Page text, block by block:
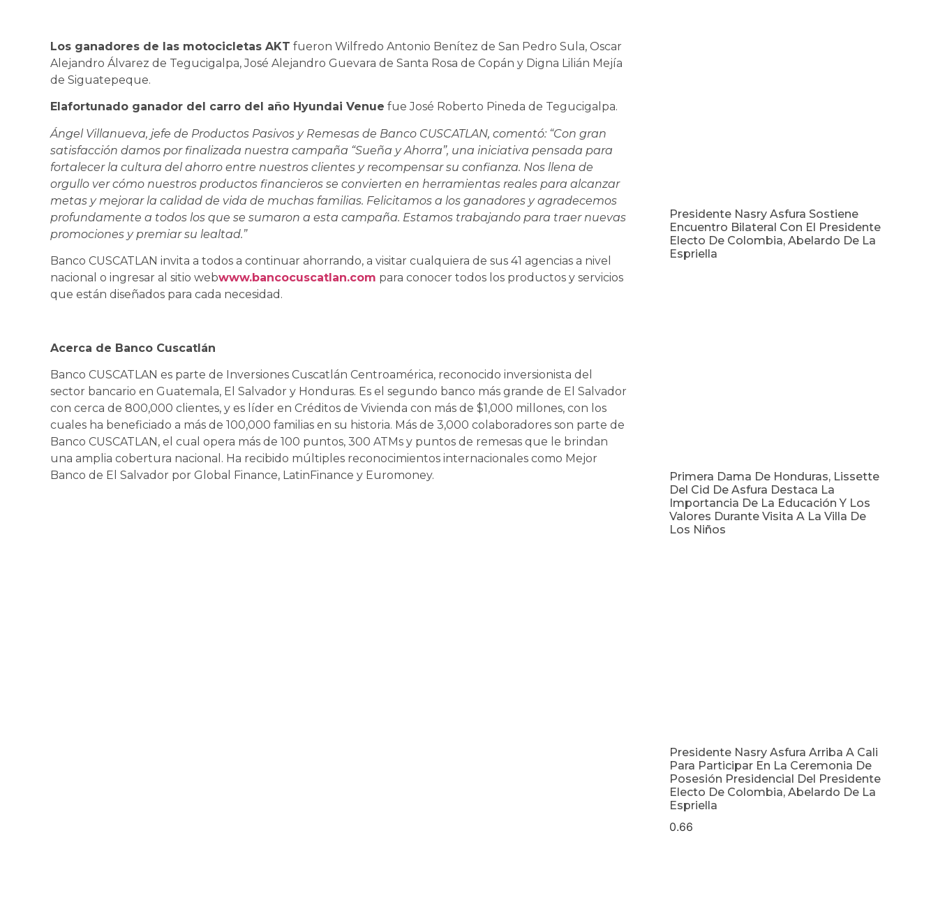
Los ganadores de las motocicletas AKT fueron Wilfredo Antonio Benítez de San Pedro Sula, Oscar
Alejandro Álvarez de Tegucigalpa, José Alejandro Guevara de Santa Rosa de Copán y Digna Lilián Mejía
de Siguatepeque.
Elafortunado ganador del carro del año Hyundai Venue fue José Roberto Pineda de Tegucigalpa.
Ángel Villanueva, jefe de Productos Pasivos y Remesas de Banco CUSCATLAN, comentó: “Con gran
satisfacción damos por finalizada nuestra campaña “Sueña y Ahorra”, una iniciativa pensada para
fortalecer la cultura del ahorro entre nuestros clientes y recompensar su confianza. Nos llena de
orgullo ver cómo nuestros productos financieros se convierten en herramientas reales para alcanzar
metas y mejorar la calidad de vida de muchas familias. Felicitamos a los ganadores y agradecemos
profundamente a todos los que se sumaron a esta campaña. Estamos trabajando para traer nuevas
promociones y premiar su lealtad.”
Banco CUSCATLAN invita a todos a continuar ahorrando, a visitar cualquiera de sus 41 agencias a nivel
nacional o ingresar al sitio webwww.bancocuscatlan.com para conocer todos los productos y servicios
que están diseñados para cada necesidad.
Acerca de Banco Cuscatlán
Banco CUSCATLAN es parte de Inversiones Cuscatlán Centroamérica, reconocido inversionista del
sector bancario en Guatemala, El Salvador y Honduras. Es el segundo banco más grande de El Salvador
con cerca de 800,000 clientes, y es líder en Créditos de Vivienda con más de $1,000 millones, con los
cuales ha beneficiado a más de 100,000 familias en su historia. Más de 3,000 colaboradores son parte de
Banco CUSCATLAN, el cual opera más de 100 puntos, 300 ATMs y puntos de remesas que le brindan
una amplia cobertura nacional. Ha recibido múltiples reconocimientos internacionales como Mejor
Banco de El Salvador por Global Finance, LatinFinance y Euromoney.
Presidente Nasry Asfura Sostiene
Encuentro Bilateral Con El Presidente
Electo De Colombia, Abelardo De La
Espriella
Primera Dama De Honduras, Lissette
Del Cid De Asfura Destaca La
Importancia De La Educación Y Los
Valores Durante Visita A La Villa De
Los Niños
Presidente Nasry Asfura Arriba A Cali
Para Participar En La Ceremonia De
Posesión Presidencial Del Presidente
Electo De Colombia, Abelardo De La
Espriella